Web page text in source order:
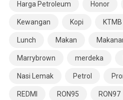
Harga Petroleum Honor
Kewangan Kopi KTMB
Lunch Makan
Marrybrown merdeka
Nasi Lemak Petrol
REDMI RON95 RON97